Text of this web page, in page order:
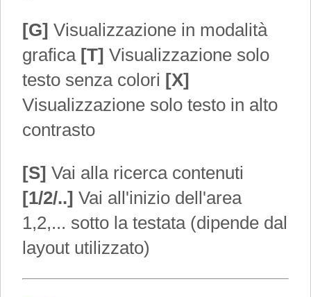
[G] Visualizzazione in modalità
grafica [T] Visualizzazione solo
testo senza colori [X]
Visualizzazione solo testo in alto
contrasto
[S] Vai alla ricerca contenuti
[1/2/..] Vai all'inizio dell'area
1,2,... sotto la testata (dipende dal
layout utilizzato)